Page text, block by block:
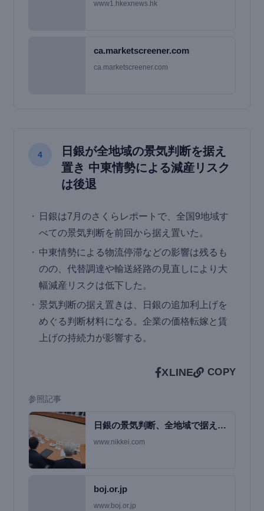
www1.hkexnews.hk
ca.marketscreener.com
ca.marketscreener.com
4
日銀が全地域の景気判断を据え
置き 中東情勢による減産リスク
は後退
日銀は7月のさくらレポートで、全国9地域す
べての景気判断を前回から据え置いた。
中東情勢による物流停滞などの影響は残るも
のの、代替調達や輸送経路の見直しにより大
幅減産リスクは低下した。
景気判断の据え置きは、日銀の追加利上げを
めぐる判断材料になる。企業の価格転嫁と賃
上げの持続力が影響する。
XLINE COPY
参照記事
日銀の景気判断、全地域で据え置
き 物流停滞・原料…
www.nikkei.com
boj.or.jp
www.boj.or.jp